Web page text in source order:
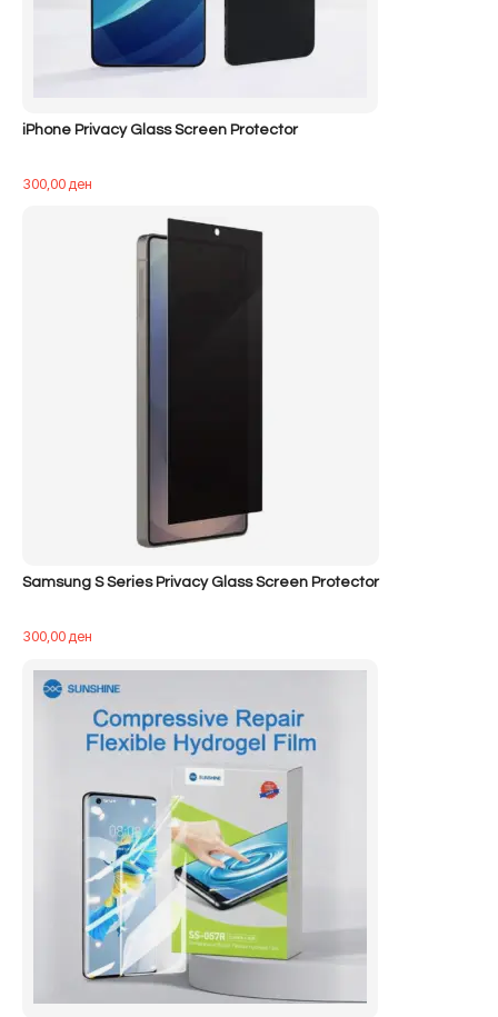
iPhone Privacy Glass Screen Protector
300,00ден
Samsung S Series Privacy Glass Screen Protector
300,00ден